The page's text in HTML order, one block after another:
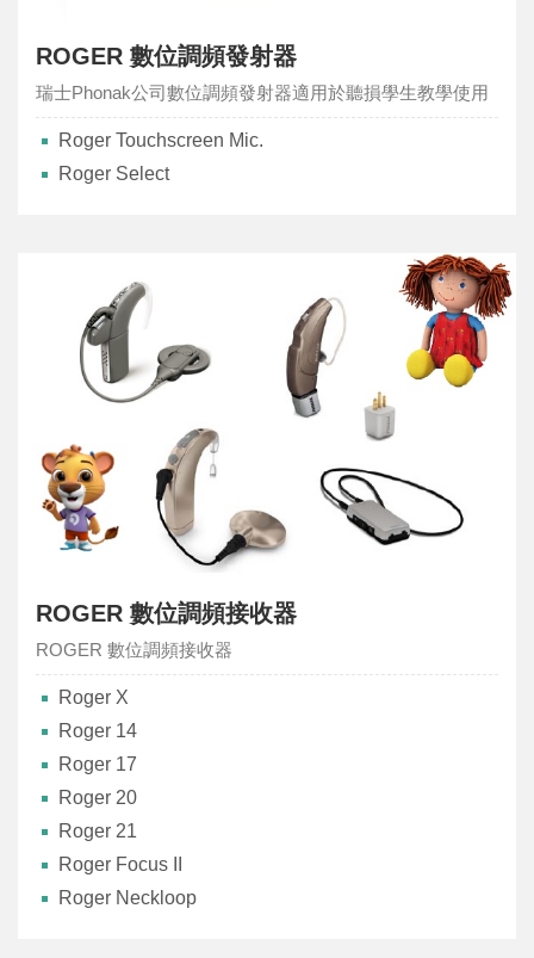
ROGER 數位調頻發射器
瑞士Phonak公司數位調頻發射器適用於聽損學生教學使用
Roger Touchscreen Mic.
Roger Select
ROGER 數位調頻接收器
ROGER 數位調頻接收器
Roger X
Roger 14
Roger 17
Roger 20
Roger 21
Roger Focus II
Roger Neckloop